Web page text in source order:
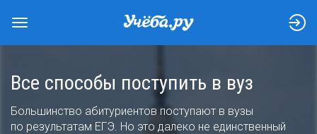
Все способы поступить в вуз
Большинство абитуриентов поступают в вузы
по результатам ЕГЭ. Но это далеко не единственный